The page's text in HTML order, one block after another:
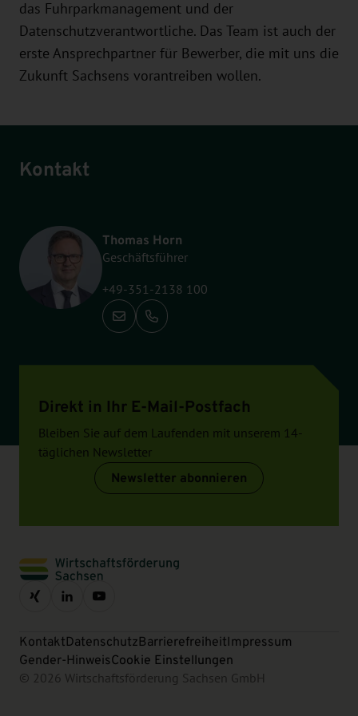
das Fuhrparkmanagement und der
Datenschutzverantwortliche. Das Team ist auch der
erste Ansprechpartner für Bewerber, die mit uns die
Zukunft Sachsens vorantreiben wollen.
Kontakt
Thomas Horn
Geschäftsführer
+49-351-2138 100
Anrufen: +49-351-2138 100
Direkt in Ihr E-Mail-Postfach
Bleiben Sie auf dem Laufenden mit unserem 14-
täglichen Newsletter
Newsletter abonnieren
KontaktDatenschutzBarrierefreiheitImpressum
Gender-HinweisCookie Einstellungen
© 2026 Wirtschaftsförderung Sachsen GmbH